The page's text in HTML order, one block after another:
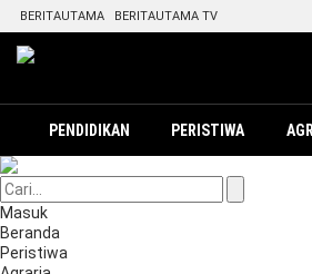
BERITAUTAMA BERITAUTAMA TV
PENDIDIKAN PERISTIWA
Masuk
Beranda
Peristiwa